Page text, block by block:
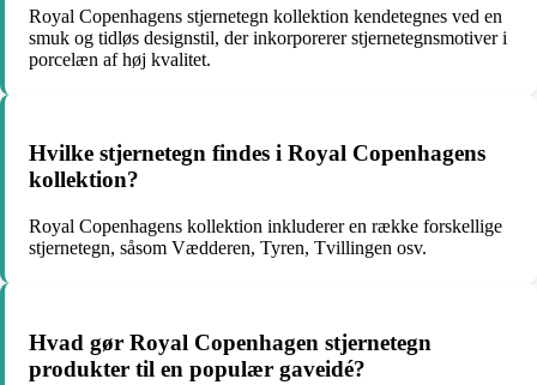
Royal Copenhagens stjernetegn kollektion kendetegnes ved en
smuk og tidløs designstil, der inkorporerer stjernetegnsmotiver i
porcelæn af høj kvalitet.
Hvilke stjernetegn findes i Royal Copenhagens
kollektion?
Royal Copenhagens kollektion inkluderer en række forskellige
stjernetegn, såsom Vædderen, Tyren, Tvillingen osv.
Hvad gør Royal Copenhagen stjernetegn
produkter til en populær gaveidé?